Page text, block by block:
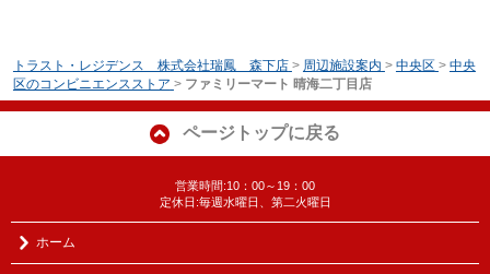
トラスト・レジデンス 株式会社瑞鳳 森下店 > 周辺施設案内 > 中央区 > 中央
区のコンビニエンスストア > ファミリーマート 晴海二丁目店
ページトップに戻る
営業時間:10：00～19：00
定休日:毎週水曜日、第二火曜日
ホーム